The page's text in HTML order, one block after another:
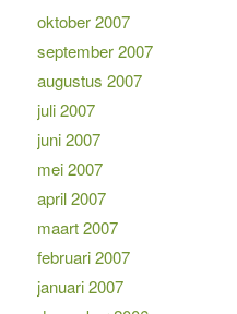
oktober 2007
september 2007
augustus 2007
juli 2007
juni 2007
mei 2007
april 2007
maart 2007
februari 2007
januari 2007